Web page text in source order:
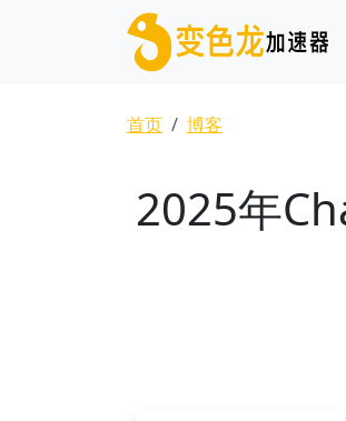
面包屑
首页 博客
2025年